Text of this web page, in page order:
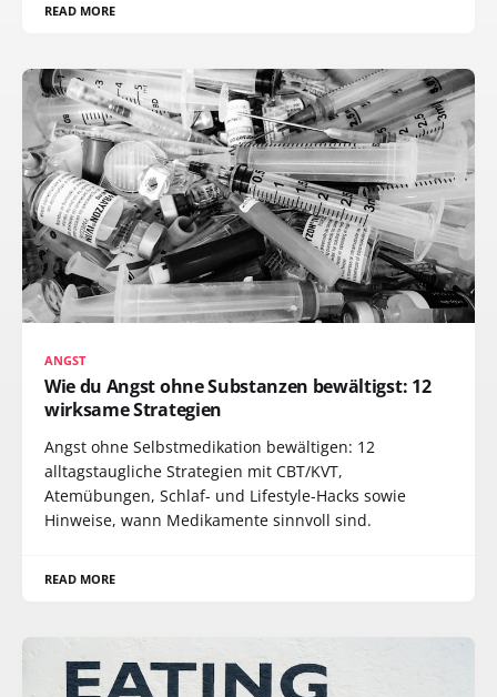
READ MORE
ANGST
Wie du Angst ohne Substanzen bewältigst: 12
wirksame Strategien
Angst ohne Selbstmedikation bewältigen: 12
alltagstaugliche Strategien mit CBT/KVT,
Atemübungen, Schlaf- und Lifestyle-Hacks sowie
Hinweise, wann Medikamente sinnvoll sind.
READ MORE